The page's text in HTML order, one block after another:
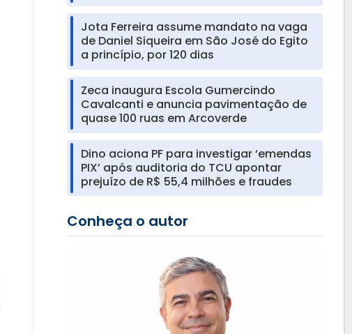
Jota Ferreira assume mandato na vaga
de Daniel Siqueira em São José do Egito
a princípio, por 120 dias
Zeca inaugura Escola Gumercindo
Cavalcanti e anuncia pavimentação de
quase 100 ruas em Arcoverde
Dino aciona PF para investigar ‘emendas
PIX’ após auditoria do TCU apontar
prejuízo de R$ 55,4 milhões e fraudes
Conheça o autor